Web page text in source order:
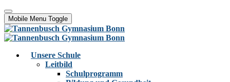
Mobile Menu Toggle
Unsere Schule
Leitbild
Schulprogramm